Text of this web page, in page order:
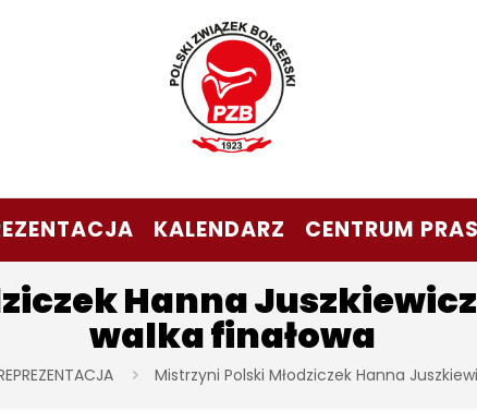
KALENDARZ CENTRUM
Hanna
walka finałowa
Mistrzyni Polski Młodziczek Hanna